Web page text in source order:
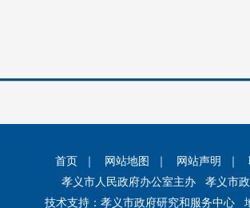
首页 网站地图 网站声明
孝义市人民政府办公室主办 孝义市
技术支持：孝义市政府研究和服务中心